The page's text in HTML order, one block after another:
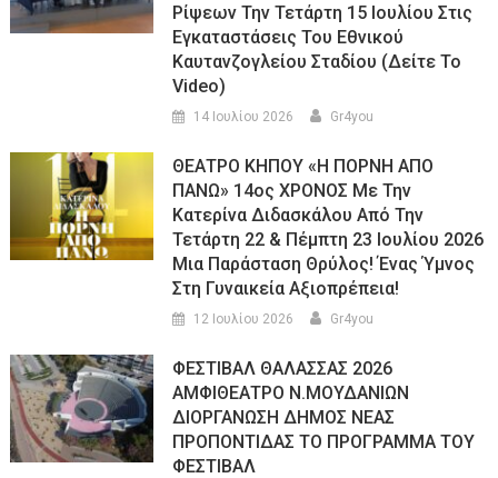
Ρίψεων Την Τετάρτη 15 Ιουλίου Στις
Εγκαταστάσεις Του Εθνικού
Καυτανζογλείου Σταδίου (Δείτε Το
Video)
14 Ιουλίου 2026 Gr4you
ΘΕΑΤΡΟ ΚΗΠΟΥ «Η ΠΟΡΝΗ ΑΠΟ
ΠΑΝΩ» 14ος ΧΡΟΝΟΣ Με Την
Κατερίνα Διδασκάλου Από Την
Τετάρτη 22 & Πέμπτη 23 Ιουλίου 2026
Μια Παράσταση Θρύλος! Ένας Ύμνος
Στη Γυναικεία Αξιοπρέπεια!
12 Ιουλίου 2026 Gr4you
ΦΕΣΤΙΒΑΛ ΘΑΛΑΣΣΑΣ 2026
ΑΜΦΙΘΕΑΤΡΟ Ν.ΜΟΥΔΑΝΙΩΝ
ΔΙΟΡΓΑΝΩΣΗ ΔΗΜΟΣ ΝΕΑΣ
ΠΡΟΠΟΝΤΙΔΑΣ ΤΟ ΠΡΟΓΡΑΜΜΑ ΤΟΥ
ΦΕΣΤΙΒΑΛ